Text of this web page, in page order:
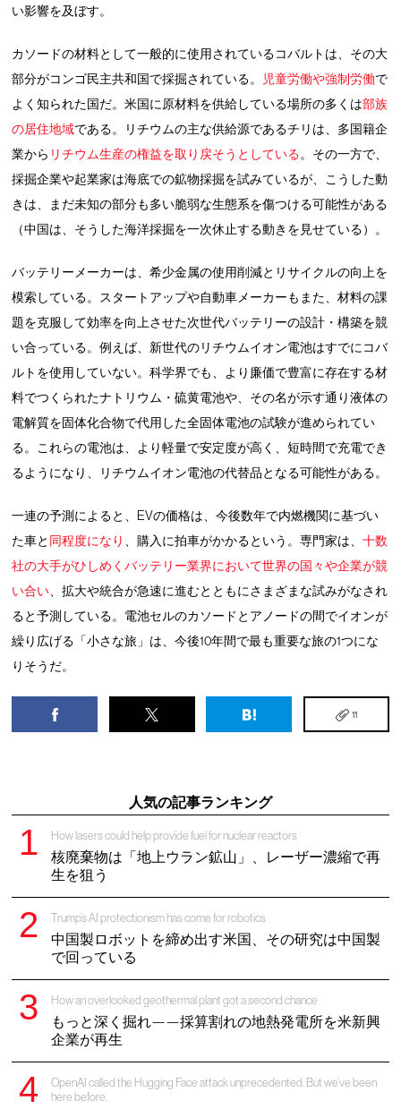
い影響を及ぼす。
カソードの材料として一般的に使用されているコバルトは、その大
部分がコンゴ民主共和国で採掘されている。 児童労働や強制労働で
よく知られた国だ。米国に原材料を供給している場所の多くは部族
の居住地域である。リチウムの主な供給源であるチリは、多国籍企
業から リチウム生産の権益を取り戻そうとしている。その一方で、
採掘企業や起業家は海底での鉱物採掘を試みているが、こうした動
きは、まだ未知の部分も多い脆弱な生態系を傷つける可能性がある
（中国は、そうした海洋採掘を一次休止する動きを見せている）。
バッテリーメーカーは、希少金属の使用削減とリサイクルの向上を
模索している。スタートアップや自動車メーカーもまた、材料の課
題を克服して効率を向上させた次世代バッテリーの設計・構築を競
い合っている。例えば、新世代のリチウムイオン電池はすでにコバ
ルトを使用していない。科学界でも、より廉価で豊富に存在する材
料でつくられたナトリウム・硫黄電池や、その名が示す通り液体の
電解質を固体化合物で代用した全固体電池の試験が進められてい
る。これらの電池は、より軽量で安定度が高く、短時間で充電でき
るようになり、リチウムイオン電池の代替品となる可能性がある。
一連の予測によると、EVの価格は、今後数年で内燃機関に基づい
た車と 同程度になり 、購入に拍車がかかるという。専門家は、十数
社の大手がひしめくバッテリー業界において世界の国々や企業が競
い合い 、拡大や統合が急速に進むとともにさまざまな試みがなされ
ると予測している。電池セルのカソードとアノードの間でイオンが
繰り広げる「小さな旅」は、今後10年間で最も重要な旅の1つにな
りそうだ。
11
人気の記事ランキング
How lasers could help provide fuel for nuclear reactors
核廃棄物は「地上ウラン鉱山」、レーザー濃縮で再
生を狙う
Trump’s AI protectionism has come for robotics
中国製ロボットを締め出す米国、その研究は中国製
で回っている
How an overlooked geothermal plant got a second chance
もっと深く掘れ——採算割れの地熱発電所を米新興
企業が再生
OpenAI called the Hugging Face attack unprecedented. But we’ve been
here before.